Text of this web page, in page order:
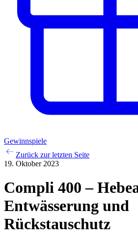
Gewinnspiele
Zurück zur letzten Seite
19. Oktober 2023
Compli 400 –
Entwässerung und
Rückstauschutz